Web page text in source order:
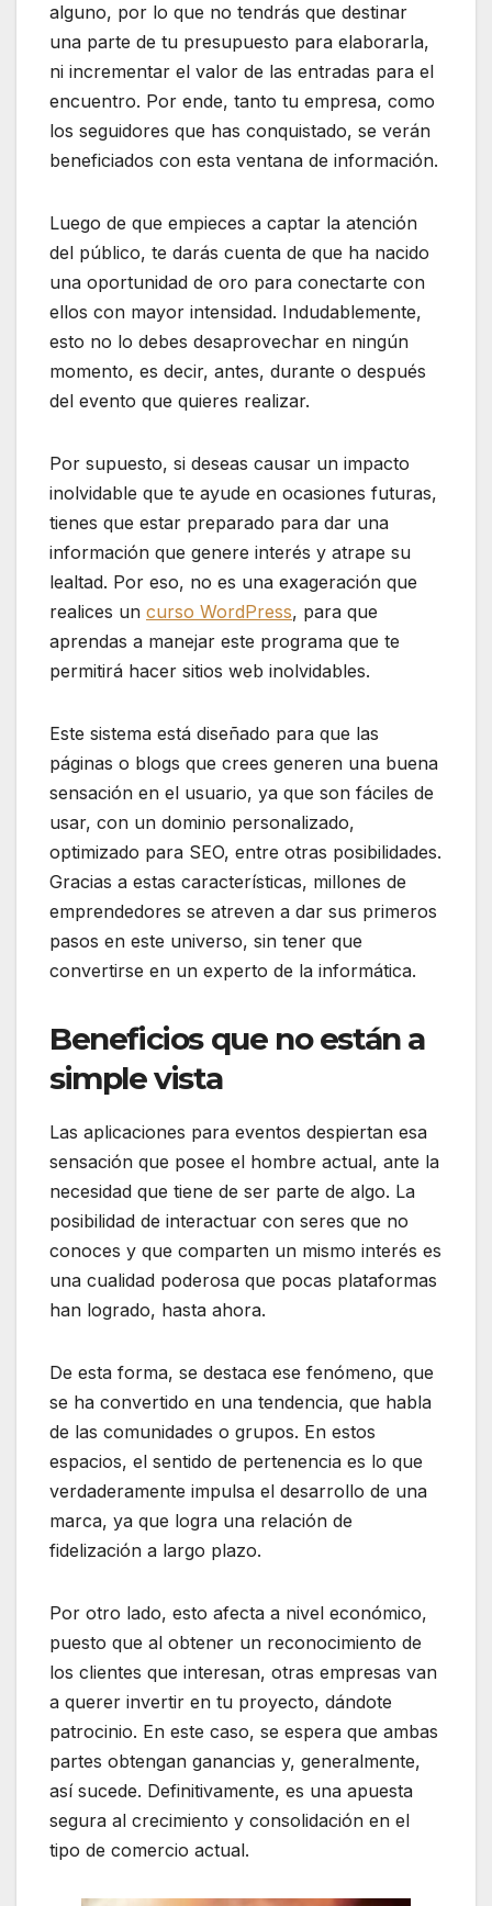
alguno, por lo que no tendrás que destinar
una parte de tu presupuesto para elaborarla,
ni incrementar el valor de las entradas para el
encuentro. Por ende, tanto tu empresa, como
los seguidores que has conquistado, se verán
beneficiados con esta ventana de información.
Luego de que empieces a captar la atención
del público, te darás cuenta de que ha nacido
una oportunidad de oro para conectarte con
ellos con mayor intensidad. Indudablemente,
esto no lo debes desaprovechar en ningún
momento, es decir, antes, durante o después
del evento que quieres realizar.
Por supuesto, si deseas causar un impacto
inolvidable que te ayude en ocasiones futuras,
tienes que estar preparado para dar una
información que genere interés y atrape su
lealtad. Por eso, no es una exageración que
realices un curso WordPress, para que
aprendas a manejar este programa que te
permitirá hacer sitios web inolvidables.
Este sistema está diseñado para que las
páginas o blogs que crees generen una buena
sensación en el usuario, ya que son fáciles de
usar, con un dominio personalizado,
optimizado para SEO, entre otras posibilidades.
Gracias a estas características, millones de
emprendedores se atreven a dar sus primeros
pasos en este universo, sin tener que
convertirse en un experto de la informática.
Beneficios que no están a
simple vista
Las aplicaciones para eventos despiertan esa
sensación que posee el hombre actual, ante la
necesidad que tiene de ser parte de algo. La
posibilidad de interactuar con seres que no
conoces y que comparten un mismo interés es
una cualidad poderosa que pocas plataformas
han logrado, hasta ahora.
De esta forma, se destaca ese fenómeno, que
se ha convertido en una tendencia, que habla
de las comunidades o grupos. En estos
espacios, el sentido de pertenencia es lo que
verdaderamente impulsa el desarrollo de una
marca, ya que logra una relación de
fidelización a largo plazo.
Por otro lado, esto afecta a nivel económico,
puesto que al obtener un reconocimiento de
los clientes que interesan, otras empresas van
a querer invertir en tu proyecto, dándote
patrocinio. En este caso, se espera que ambas
partes obtengan ganancias y, generalmente,
así sucede. Definitivamente, es una apuesta
segura al crecimiento y consolidación en el
tipo de comercio actual.